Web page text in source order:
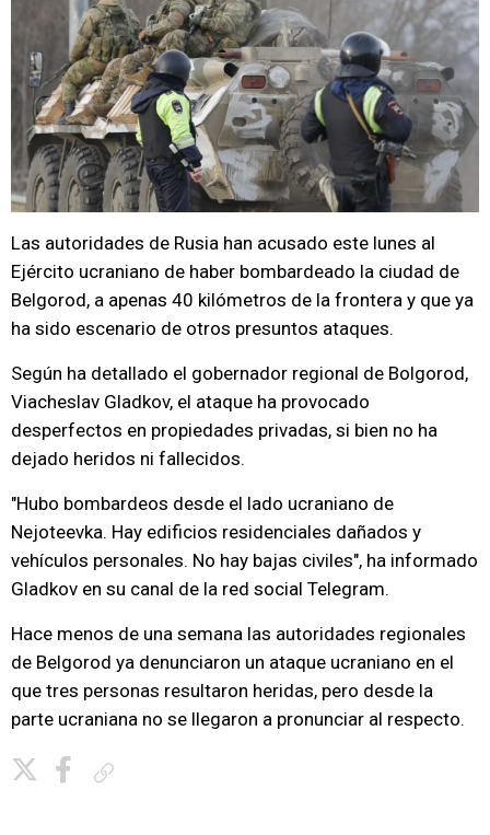
Las autoridades de Rusia han acusado este lunes al
Ejército ucraniano de haber bombardeado la ciudad de
Belgorod, a apenas 40 kilómetros de la frontera y que ya
ha sido escenario de otros presuntos ataques.
Según ha detallado el gobernador regional de Bolgorod,
Viacheslav Gladkov, el ataque ha provocado
desperfectos en propiedades privadas, si bien no ha
dejado heridos ni fallecidos.
"Hubo bombardeos desde el lado ucraniano de
Nejoteevka. Hay edificios residenciales dañados y
vehículos personales. No hay bajas civiles", ha informado
Gladkov en su canal de la red social Telegram.
Hace menos de una semana las autoridades regionales
de Belgorod ya denunciaron un ataque ucraniano en el
que tres personas resultaron heridas, pero desde la
parte ucraniana no se llegaron a pronunciar al respecto.